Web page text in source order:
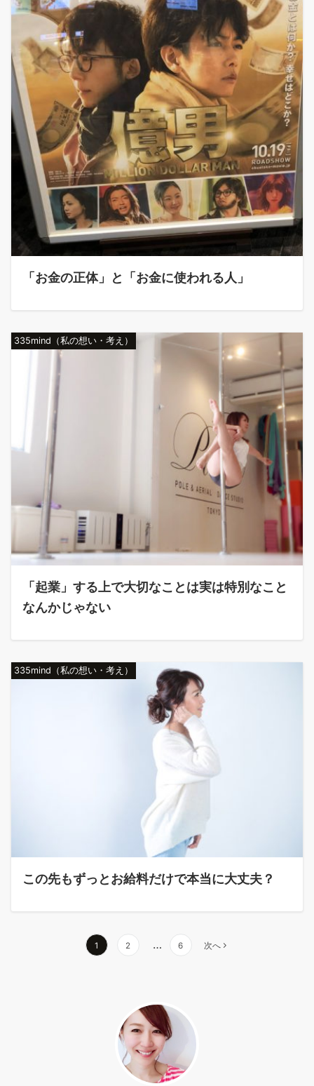
「お金の正体」と「お金に使われる人」
335mind（私の想い・考え）
「起業」する上で大切なことは実は特別なこと
なんかじゃない
335mind（私の想い・考え）
この先もずっとお給料だけで本当に大丈夫？
1 2 … 6 次へ